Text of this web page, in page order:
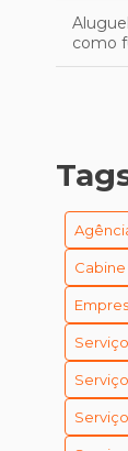
como
para
As
para
As
Para
Como